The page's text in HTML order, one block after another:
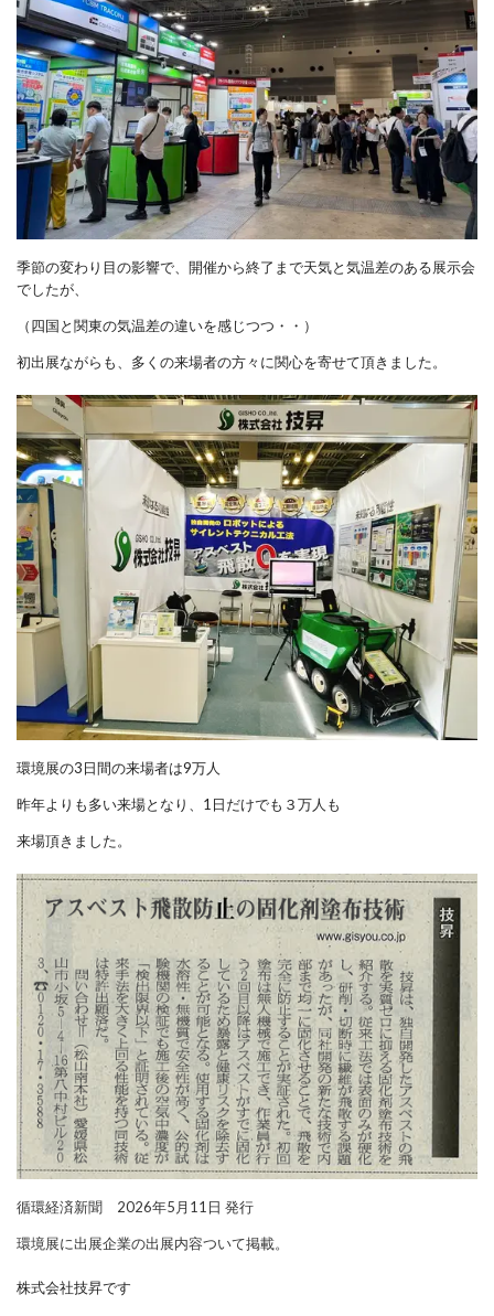
季節の変わり目の影響で、開催から終了まで天気と気温差のある展示会
でしたが、
（四国と関東の気温差の違いを感じつつ・・）
初出展ながらも、多くの来場者の方々に関心を寄せて頂きました。
環境展の3日間の来場者は9万人
昨年よりも多い来場となり、 1日だけでも ３万人も
来場頂きました。
循環経済新聞 2026年5月11日 発行
環境展に出展企業の出展内容ついて掲載。
株式会社技昇です